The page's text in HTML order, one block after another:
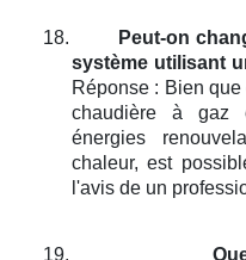
18.
Peut-on
système utilisant
Réponse : Bien
chaudière à gaz
énergies
chaleur, est
l'avis de un
19.